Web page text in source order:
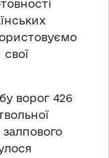
ворог 426